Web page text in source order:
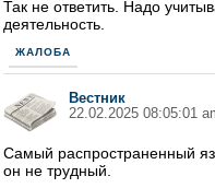
Так не ответить. Надо
деятельность.
ЖАЛОБА
Вестник
22.02.2025 08:05:01
Самый распространенный
он не трудный.